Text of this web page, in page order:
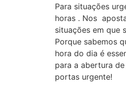
Para situações
horas . Nos
situações em que
Porque sabemos
hora do dia é
para a abertura
portas urgente!